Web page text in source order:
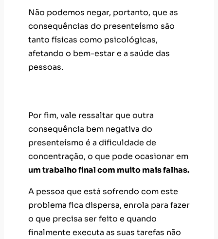
Não podemos negar, portanto, que as
consequências do presenteísmo são
tanto físicas como psicológicas,
afetando o bem-estar e a saúde das
pessoas.
Por fim, vale ressaltar que outra
consequência bem negativa do
presenteísmo é a dificuldade de
concentração, o que pode ocasionar em
um trabalho final com muito mais falhas.
A pessoa que está sofrendo com este
problema fica dispersa, enrola para fazer
o que precisa ser feito e quando
finalmente executa as suas tarefas não